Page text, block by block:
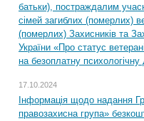
батьки), постраждалим
сімей загиблих (померлих)
(померлих) Захисників та
України «Про статус
на безоплатну психологічну
17.10.2024
Інформація щодо надання
правозахисна група»